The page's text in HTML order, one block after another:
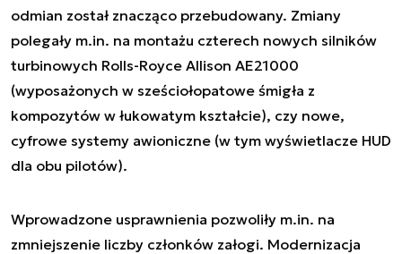
odmian został znacząco przebudowany. Zmiany
polegały m.in. na montażu czterech nowych silników
turbinowych Rolls-Royce Allison AE21000
(wyposażonych w sześciołopatowe śmigła z
kompozytów w łukowatym kształcie), czy nowe,
cyfrowe systemy awioniczne (w tym wyświetlacze HUD
dla obu pilotów).
Wprowadzone usprawnienia pozwoliły m.in. na
zmniejszenie liczby członków załogi. Modernizacja